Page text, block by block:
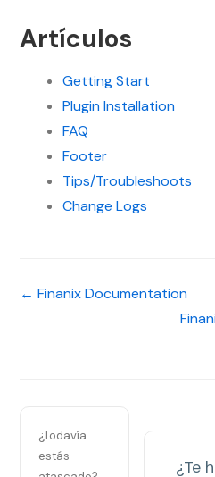
Artículos
Getting Start
Plugin Installation
FAQ
Footer
Tips/Troubleshoots
Change Logs
← Finanix Documentation
¿Todavía
estás
¿Te